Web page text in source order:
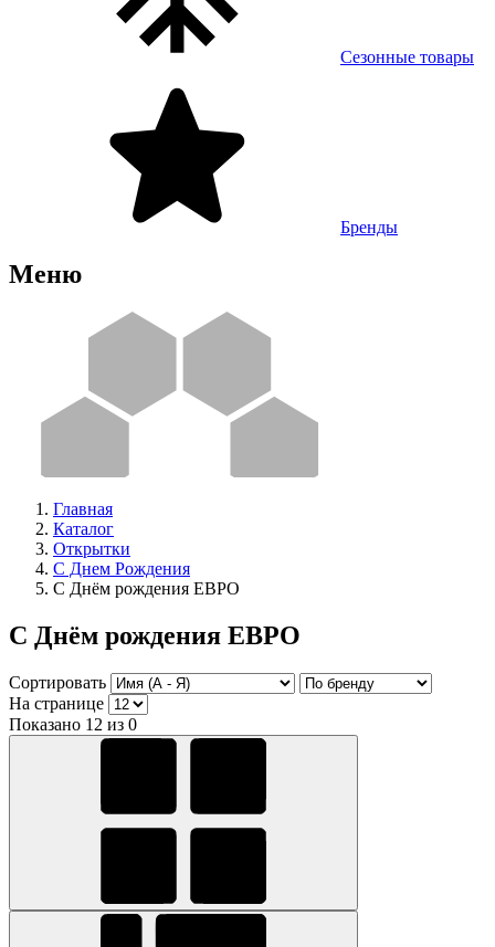
Сезонные товары
Бренды
Меню
Главная
Каталог
Открытки
С Днем Рождения
С Днём рождения ЕВРО
С Днём рождения ЕВРО
Сортировать
На странице
Показано 12 из 0